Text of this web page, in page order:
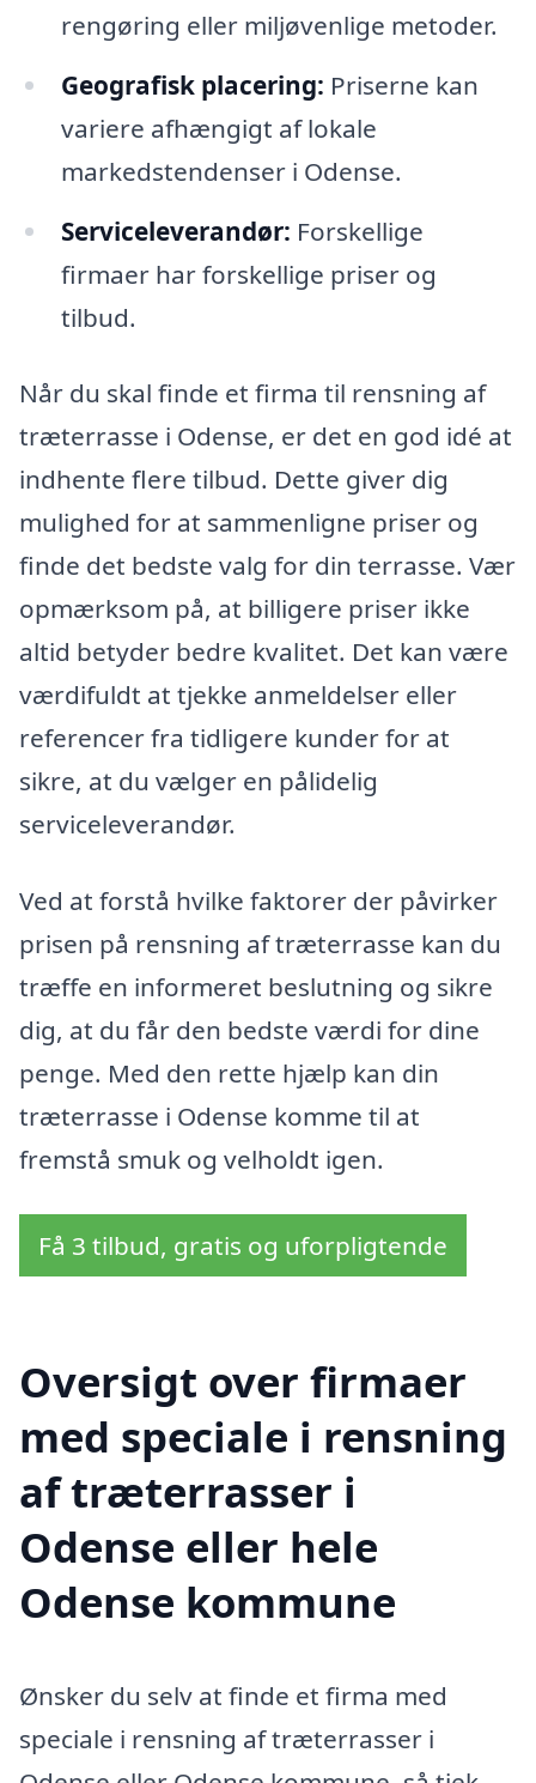
rengøring eller miljøvenlige metoder.
Geografisk placering: Priserne kan
variere afhængigt af lokale
markedstendenser i Odense.
Serviceleverandør: Forskellige
firmaer har forskellige priser og
tilbud.
Når du skal finde et firma til rensning af
træterrasse i Odense, er det en god idé at
indhente flere tilbud. Dette giver dig
mulighed for at sammenligne priser og
finde det bedste valg for din terrasse. Vær
opmærksom på, at billigere priser ikke
altid betyder bedre kvalitet. Det kan være
værdifuldt at tjekke anmeldelser eller
referencer fra tidligere kunder for at
sikre, at du vælger en pålidelig
serviceleverandør.
Ved at forstå hvilke faktorer der påvirker
prisen på rensning af træterrasse kan du
træffe en informeret beslutning og sikre
dig, at du får den bedste værdi for dine
penge. Med den rette hjælp kan din
træterrasse i Odense komme til at
fremstå smuk og velholdt igen.
Få 3 tilbud, gratis og uforpligtende
Oversigt over firmaer
med speciale i rensning
af træterrasser i
Odense eller hele
Odense kommune
Ønsker du selv at finde et firma med
speciale i rensning af træterrasser i